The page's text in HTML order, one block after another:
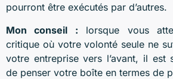
pourront être exécutés par d’autres.
Mon conseil : lorsque vous
critique où votre volonté seule ne
votre entreprise vers l’avant, il est
de penser votre boîte en termes de